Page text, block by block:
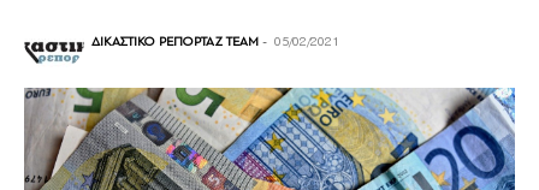
ΔΙΚΑΣΤΙΚΟ ΡΕΠΟΡΤΑΖ TEAM - 05/02/2021